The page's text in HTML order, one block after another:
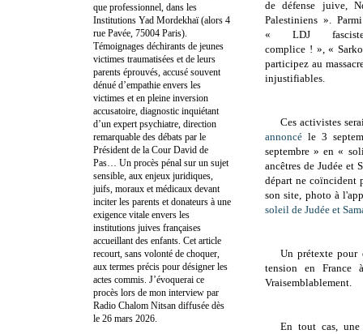
de défense juive,
Palestiniens ».
« LDJ
complice ! », «
participez au
injustifiables.
Ces activistes
annoncé le 3
septembre » en «
ancêtres de Judée et
départ ne coïncident
son site, photo à
soleil de Judée et
Un prétexte pour
tension en France
Vraisemblablement.
En tout cas,
que professionnel, dans les
Institutions Yad Mordekhaï (alors 4
rue Pavée, 75004 Paris).
Témoignages déchirants de jeunes
victimes traumatisées et de leurs
parents éprouvés, accusé souvent
dénué d’empathie envers les
victimes et en pleine inversion
accusatoire, diagnostic inquiétant
d’un expert psychiatre, direction
remarquable des débats par le
Président de la Cour David de
Pas… Un procès pénal sur un sujet
sensible, aux enjeux juridiques,
juifs, moraux et médicaux devant
inciter les parents et donateurs à une
exigence vitale envers les
institutions juives françaises
accueillant des enfants. Cet article
recourt, sans volonté de choquer,
aux termes précis pour désigner les
actes commis. J’évoquerai ce
procès lors de mon interview par
Radio Chalom Nitsan diffusée dès
le 26 mars 2026.